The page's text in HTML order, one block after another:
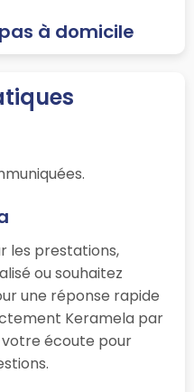
à domicile
les prestations,
ou souhaitez
une réponse rapide
Keramela par
écoute pour